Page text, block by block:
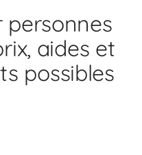
personnes
aides et
possibles